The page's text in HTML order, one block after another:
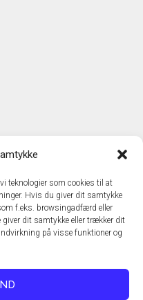
teknologier som cookies til at
Hvis du giver dit samtykke
f.eks. browsingadfærd eller
giver dit samtykke eller trækker dit
på visse funktioner og
A/S
24 26 28